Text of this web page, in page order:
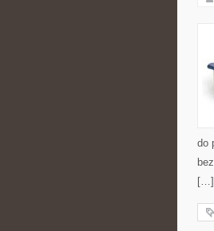
do
[…]